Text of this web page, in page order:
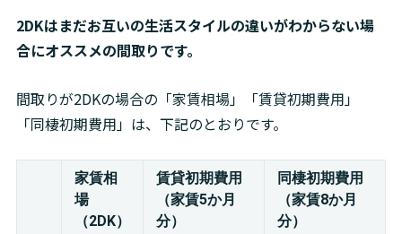
2DKはまだお互いの生活スタイルの違いがわからない場
合にオススメの間取りです。
間取りが2DKの場合の「家賃相場」「賃貸初期費用」
「同棲初期費用」は、下記のとおりです。
家賃相
場
（2DK）
賃貸初期費用
（家賃5か月
分）
同棲初期費用
（家賃8か月
分）